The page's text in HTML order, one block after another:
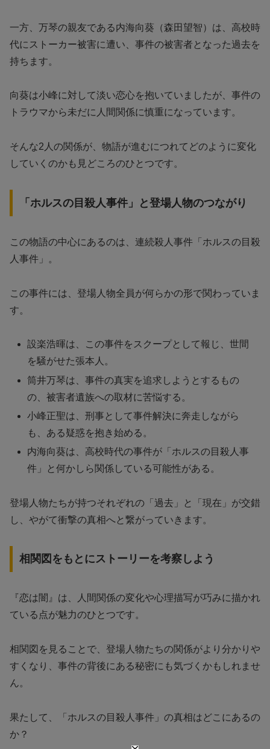
一方、万琴の親友である内海向葵（森田望智）は、高校時
代にストーカー被害に遭い、事件の被害者となった過去を
持ちます。
向葵は小峰に対して淡い恋心を抱いていましたが、事件の
トラウマから未だに人間関係に慎重になっています。
そんな2人の関係が、物語が進むにつれてどのように変化
していくのかも見どころのひとつです。
「ホルスの目殺人事件」と登場人物のつながり
この物語の中心にあるのは、連続殺人事件「ホルスの目殺
人事件」。
この事件には、登場人物全員が何らかの形で関わっていま
す。
設楽浩暉は、この事件をスクープとして報じ、世間
を騒がせた張本人。
筒井万琴は、事件の真実を追求しようとするもの
の、被害者遺族への取材に苦悩する。
小峰正聖は、刑事として事件解決に奔走しながら
も、ある疑惑を抱き始める。
内海向葵は、高校時代の事件が「ホルスの目殺人事
件」と何かしら関係している可能性がある。
登場人物たちが持つそれぞれの「過去」と「現在」が交錯
し、やがて衝撃の真相へと繋がっていきます。
相関図をもとにストーリーを考察しよう
『恋は闇』は、人間関係の変化や心理描写が巧みに描かれ
ている点が魅力のひとつです。
相関図を見ることで、登場人物たちの関係がより分かりや
すくなり、事件の背後にある秘密にも気づくかもしれませ
ん。
果たして、「ホルスの目殺人事件」の真相はどこにあるの
か？